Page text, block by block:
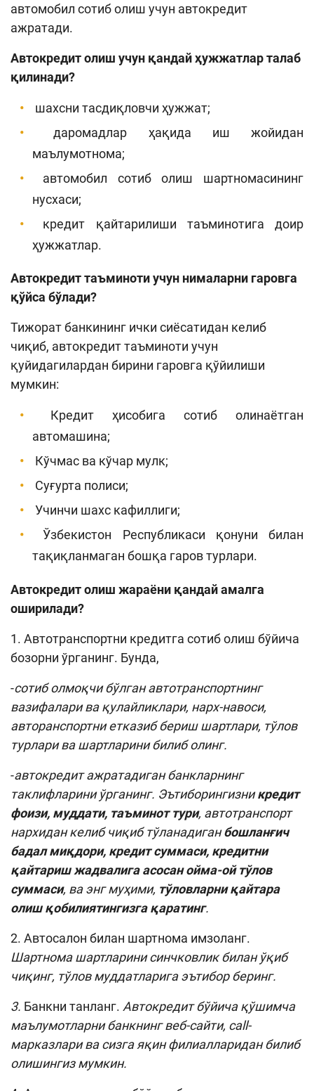
автомобил сотиб олиш учун автокредит
ажратади.
Автокредит олиш учун қандай ҳужжатлар талаб
қилинади?
шахсни тасдиқловчи ҳужжат;
даромадлар ҳақида иш жойидан
маълумотнома;
автомобил сотиб олиш шартномасининг
нусхаси;
кредит қайтарилиши таъминотига доир
ҳужжатлар.
Автокредит таъминотиучун нималарни гаровга
қўйса бўлади?
Тижорат банкининг ички сиёсатидан келиб
чиқиб, автокредит таъминоти учун
қуйидагилардан бирини гаровга қўйилиши
мумкин:
Кредит ҳисобига сотиб олинаётган
автомашина;
Кўчмас ва кўчар мулк;
Суғурта полиси;
Учинчи шахс кафиллиги;
Ўзбекистон Республикаси қонуни билан
тақиқланмаган бошқа гаров турлари.
Автокредитолиш жараёни қандай амалга
оширилади?
1. Автотранспортни кредитга сотиб олиш бўйича
бозорни ўрганинг. Бунда,
-сотиб олмоқчи бўлган автотранспортнинг
вазифалари ва қулайликлари, нарх-навоси,
авторанспортни етказиб бериш шартлари, тўлов
турлари ва шартларини билиб олинг.
-автокредит ажратадиган банкларнинг
таклифларини ўрганинг. Эътиборингизникредит
фоизи, муддати, таъминот тури, автотранспорт
нархидан келиб чиқиб тўланадиганбошланғич
бадал миқдори, кредит суммаси, кредитни
қайтариш жадвалига асосан ойма-ой тўлов
суммаси, ва энг муҳими, тўловларни қайтара
олиш қобилиятингизга қаратинг.
2. Автосалон билан шартнома имзоланг.
Шартнома шартларини синчковлик билан ўқиб
чиқинг, тўлов муддатларига эътибор беринг.
3. Банкни танланг. Автокредит бўйича қўшимча
маълумотларни банкнинг веб-сайти, call-
марказлари ва сизга яқин филиалларидан билиб
олишингиз мумкин.